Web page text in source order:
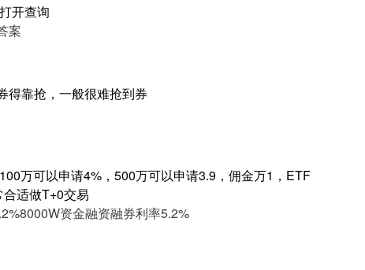
开查询
案
得靠抢，一般很难抢到券
万可以申请4%，500万可以申请3.9，佣金万1，ETF
适做T+0交易
8000W资金融资融券利率5.2%